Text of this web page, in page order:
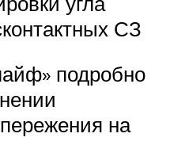
СЗ
подробно
на